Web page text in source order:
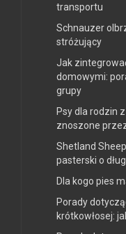
transportu
Schnauzer
stróżujący
Jak
domowymi:
grupy
Psy dla rodzin
znoszone
Shetland
pasterski o
Dla kogo pies
Porady
krótkowłosej: